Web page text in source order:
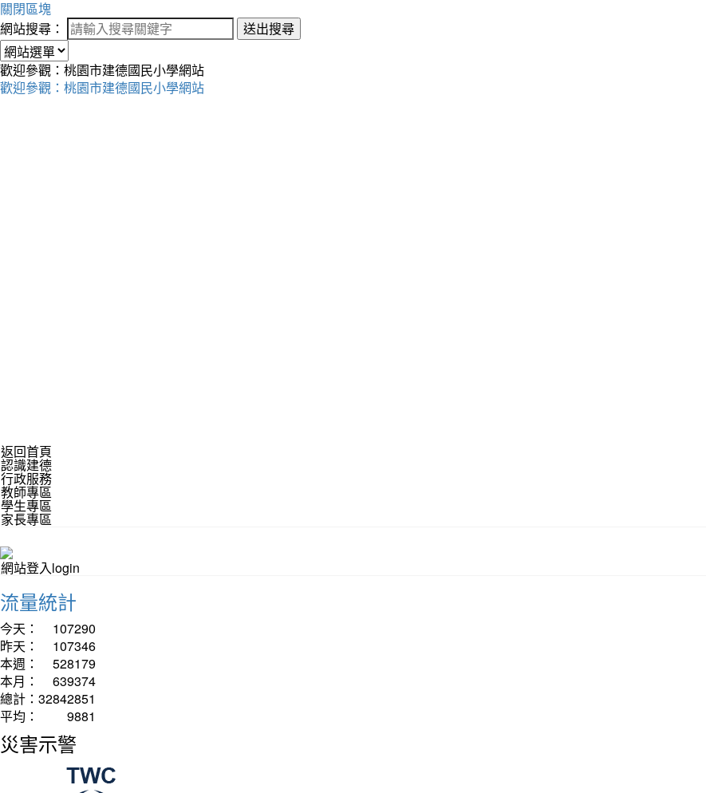
關閉區塊
網站搜尋：
送出搜尋
歡迎參觀：桃園市建德國民小學網站
歡迎參觀：桃園市建德國民小學網站
返回首頁
認識建德
行政服務
教師專區
學生專區
家長專區
網站登入login
流量統計
今天：
107290
昨天：
107346
本週：
528179
本月：
639374
總計： 32842851
平均：
9881
災害示警